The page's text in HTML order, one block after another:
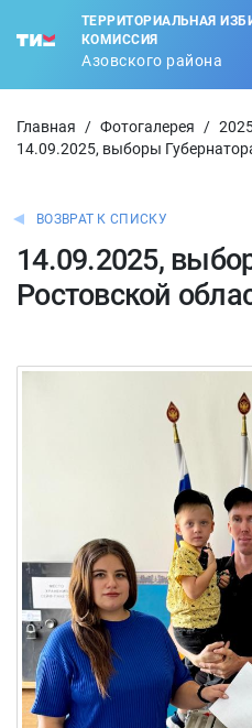
ТЕРРИТОРИАЛЬНАЯ
КОМИССИЯ
Азовского района
Главная / Фотогалерея /
14.09.2025, выборы
ВОЗВРАТ К СПИСКУ
14.09.2025,
Ростовской